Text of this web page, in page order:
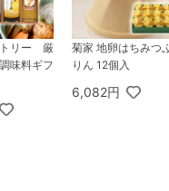
トリー 厳
味料ギフ
菊家 地卵はちみつ
りん 12個入
6,082円